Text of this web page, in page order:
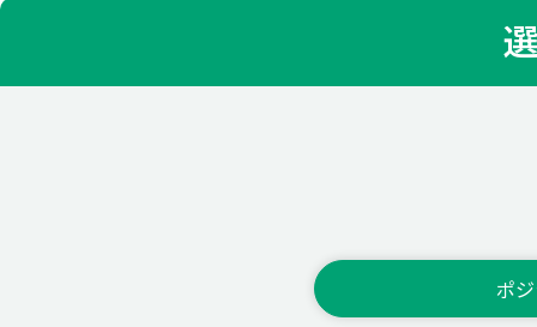
ポ